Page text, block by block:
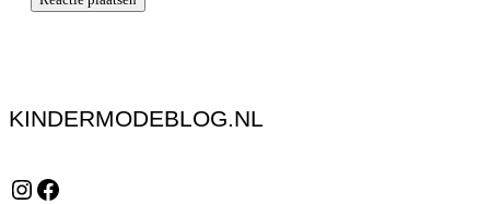
KINDERMODEBLOG.NL
Instagram Facebook